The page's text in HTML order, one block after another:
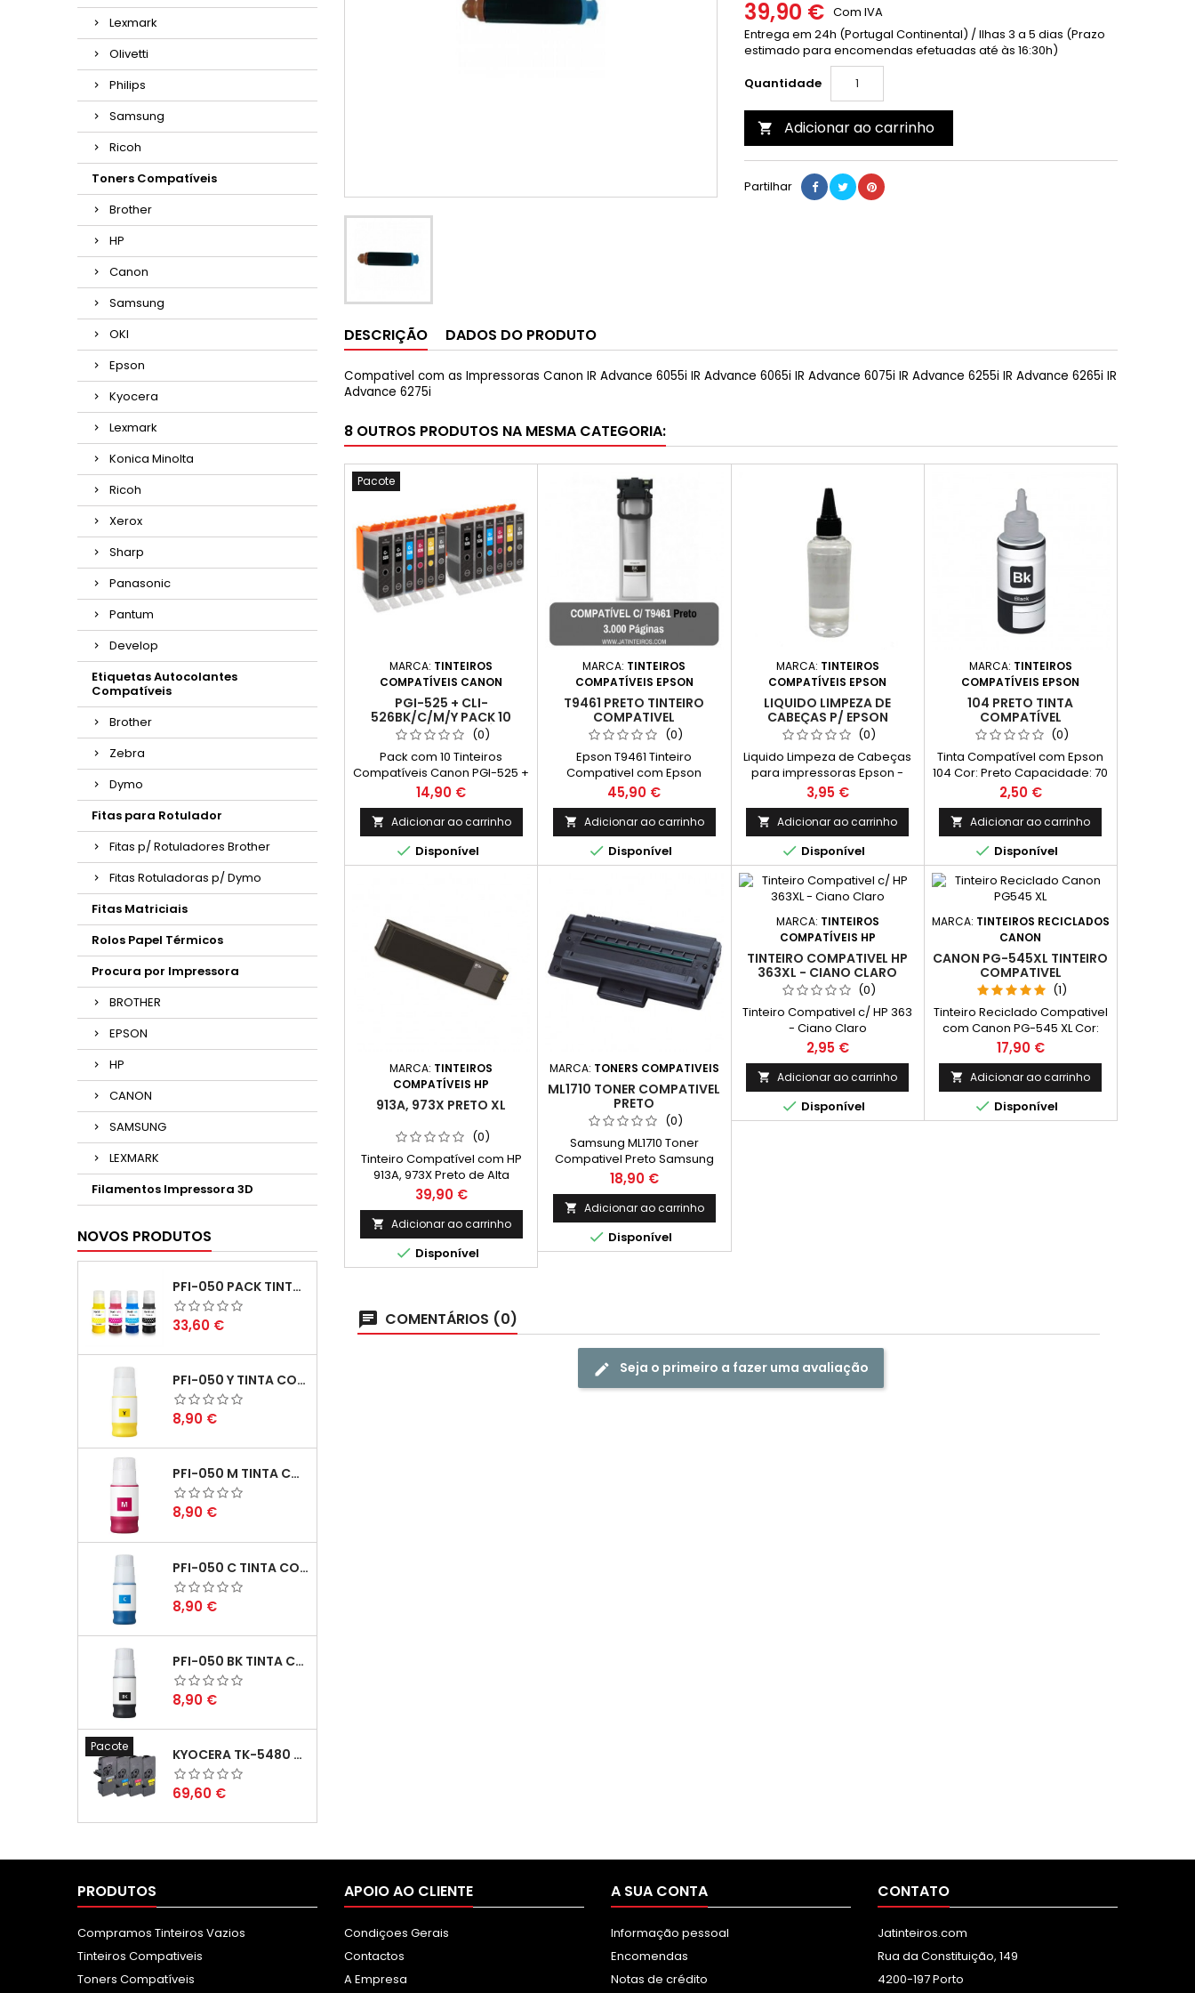
Lexmark
Olivetti
Philips
Samsung
Ricoh
Toners Compatíveis
Brother
HP
Canon
Samsung
OKI
Epson
Kyocera
Lexmark
Konica Minolta
Ricoh
Xerox
Sharp
Panasonic
Pantum
Develop
Etiquetas Autocolantes
Compatíveis
Brother
Zebra
Dymo
Fitas para Rotulador
Fitas p/ Rotuladores Brother
Fitas Rotuladoras p/ Dymo
Fitas Matriciais
Rolos Papel Térmicos
Procura por Impressora
BROTHER
EPSON
HP
CANON
SAMSUNG
LEXMARK
Filamentos Impressora 3D
NOVOS PRODUTOS
PFI-050 PACK TINTAS COMPATIVEIS
Preço
33,60 €
PFI-050 Y TINTA COMPATÍVEL AMARELO
Preço
8,90 €
PFI-050 M TINTA COMPATÍVEL MAGENTA
Preço
8,90 €
PFI-050 C TINTA COMPATÍVEL CIANO
Preço
8,90 €
PFI-050 BK TINTA COMPATÍVEL PRETA
Preço
8,90 €
Pacote KYOCERA TK-5480 PACK TONERS COMPATÍVEIS
Preço
69,60 €
39,90 € Com IVA
Entrega em 24h (Portugal Continental) / Ilhas 3 a 5 dias (Prazo
estimado para encomendas efetuadas até às 16:30h)
Quantidade
 Adicionar ao carrinho
Partilhar
DESCRIÇÃO DADOS DO PRODUTO
Compativel com as Impressoras Canon IR Advance 6055i IR Advance 6065i IR Advance 6075i IR Advance 6255i IR Advance 6265i IR
Advance 6275i
8 OUTROS PRODUTOS NA MESMA CATEGORIA:
Pacote
MARCA: TINTEIROS
COMPATÍVEIS CANON
PGI-525 + CLI-
526BK/C/M/Y PACK 10
TINTEIROS COMPATÍVEIS
(0)
Pack com 10 Tinteiros
Compatíveis Canon PGI-525 +
CLI-526BK/C/M/Y (2 de cada
cor). Ideal para impressões
vibrantes e econômicas com
alta qualidade.
Preço
14,90 €
 Adicionar ao carrinho
 Disponível
MARCA: TINTEIROS
COMPATÍVEIS EPSON
T9461 PRETO TINTEIRO
COMPATIVEL
(0)
Epson T9461 Tinteiro
Compativel com Epson
C13T946140 Capacidade:
3.000 Páginas
Preço
45,90 €
 Adicionar ao carrinho
 Disponível
MARCA: TINTEIROS
COMPATÍVEIS EPSON
LIQUIDO LIMPEZA DE
CABEÇAS P/ EPSON
(0)
Liquido Limpeza de Cabeças
para impressoras Epson -
100ml
Preço
3,95 €
 Adicionar ao carrinho
 Disponível
MARCA: TINTEIROS
COMPATÍVEIS EPSON
104 PRETO TINTA
COMPATÍVEL
(0)
Tinta Compatível com Epson
104 Cor: Preto Capacidade: 70
ml
Preço
2,50 €
 Adicionar ao carrinho
 Disponível
MARCA: TINTEIROS
COMPATÍVEIS HP
913A, 973X PRETO XL
(0)
Tinteiro Compatível com HP
913A, 973X Preto de Alta
Capacidade XL Compatível
com HP L0R95AE, L0S07AE
Preço
39,90 €
 Adicionar ao carrinho
 Disponível
MARCA: TONERS COMPATIVEIS
ML1710 TONER COMPATIVEL
PRETO
(0)
Samsung ML1710 Toner
Compativel Preto Samsung
ML-1710D3 Capacidade: 3.000
Paginas
Preço
18,90 €
 Adicionar ao carrinho
 Disponível
MARCA: TINTEIROS
COMPATÍVEIS HP
TINTEIRO COMPATIVEL HP
363XL - CIANO CLARO
(0)
Tinteiro Compativel c/ HP 363
- Ciano Claro
Preço
2,95 €
 Adicionar ao carrinho
 Disponível
MARCA: TINTEIROS RECICLADOS
CANON
CANON PG-545XL TINTEIRO
COMPATIVEL
(1)
Tinteiro Reciclado Compativel
com Canon PG-545 XL Cor:
Preto Capacidade: 16 ml
Rendimento Médio: 400
Páginas*
Preço
17,90 €
 Adicionar ao carrinho
 Disponível
COMENTÁRIOS (0)
Seja o primeiro a fazer uma avaliação
PRODUTOS
Compramos Tinteiros Vazios
Tinteiros Compativeis
Toners Compatíveis
APOIO AO CLIENTE
Condiçoes Gerais
Contactos
A Empresa
A SUA CONTA
Informação pessoal
Encomendas
Notas de crédito
CONTATO
Jatinteiros.com
Rua da Constituição, 149
4200-197 Porto